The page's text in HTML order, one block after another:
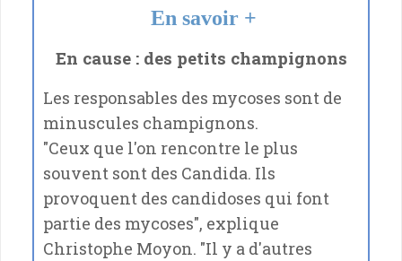
En savoir +
En cause : des petits champignons
Les responsables des mycoses sont de
minuscules champignons.
"Ceux que l'on rencontre le plus
souvent sont des Candida. Ils
provoquent des candidoses qui font
partie des mycoses", explique
Christophe Moyon. "Il y a d'autres